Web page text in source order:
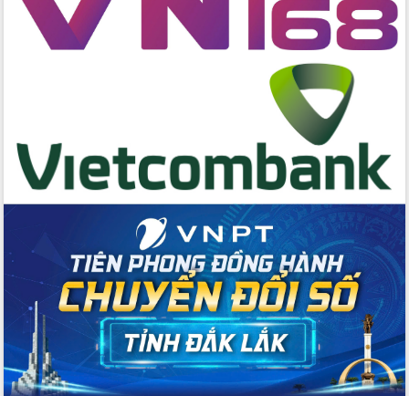
2026
Đắk Lắk tập trung toàn lực khắc phục
Thầy thuốc Việt Nam
Rộn ràng lễ hội truyền thống Sông
nước Đà Nông lần thứ I năm 2026
Kỳ họp Chuyên đề lần thứ Năm, HĐND
tỉnh Đắk Lắk thông qua các nghị quyết
Thống nhất danh sách giới thiệu ứng
cử đại biểu Quốc hội khoá XVI và đại
biểu HĐND tỉnh Đắk Lắk, nhiệm kỳ
2026-2031
Phát động hai phong trào thi đua quan
trọng trong kỷ nguyên mới
Hội nghị lần thứ tư Ban Chỉ đạo công